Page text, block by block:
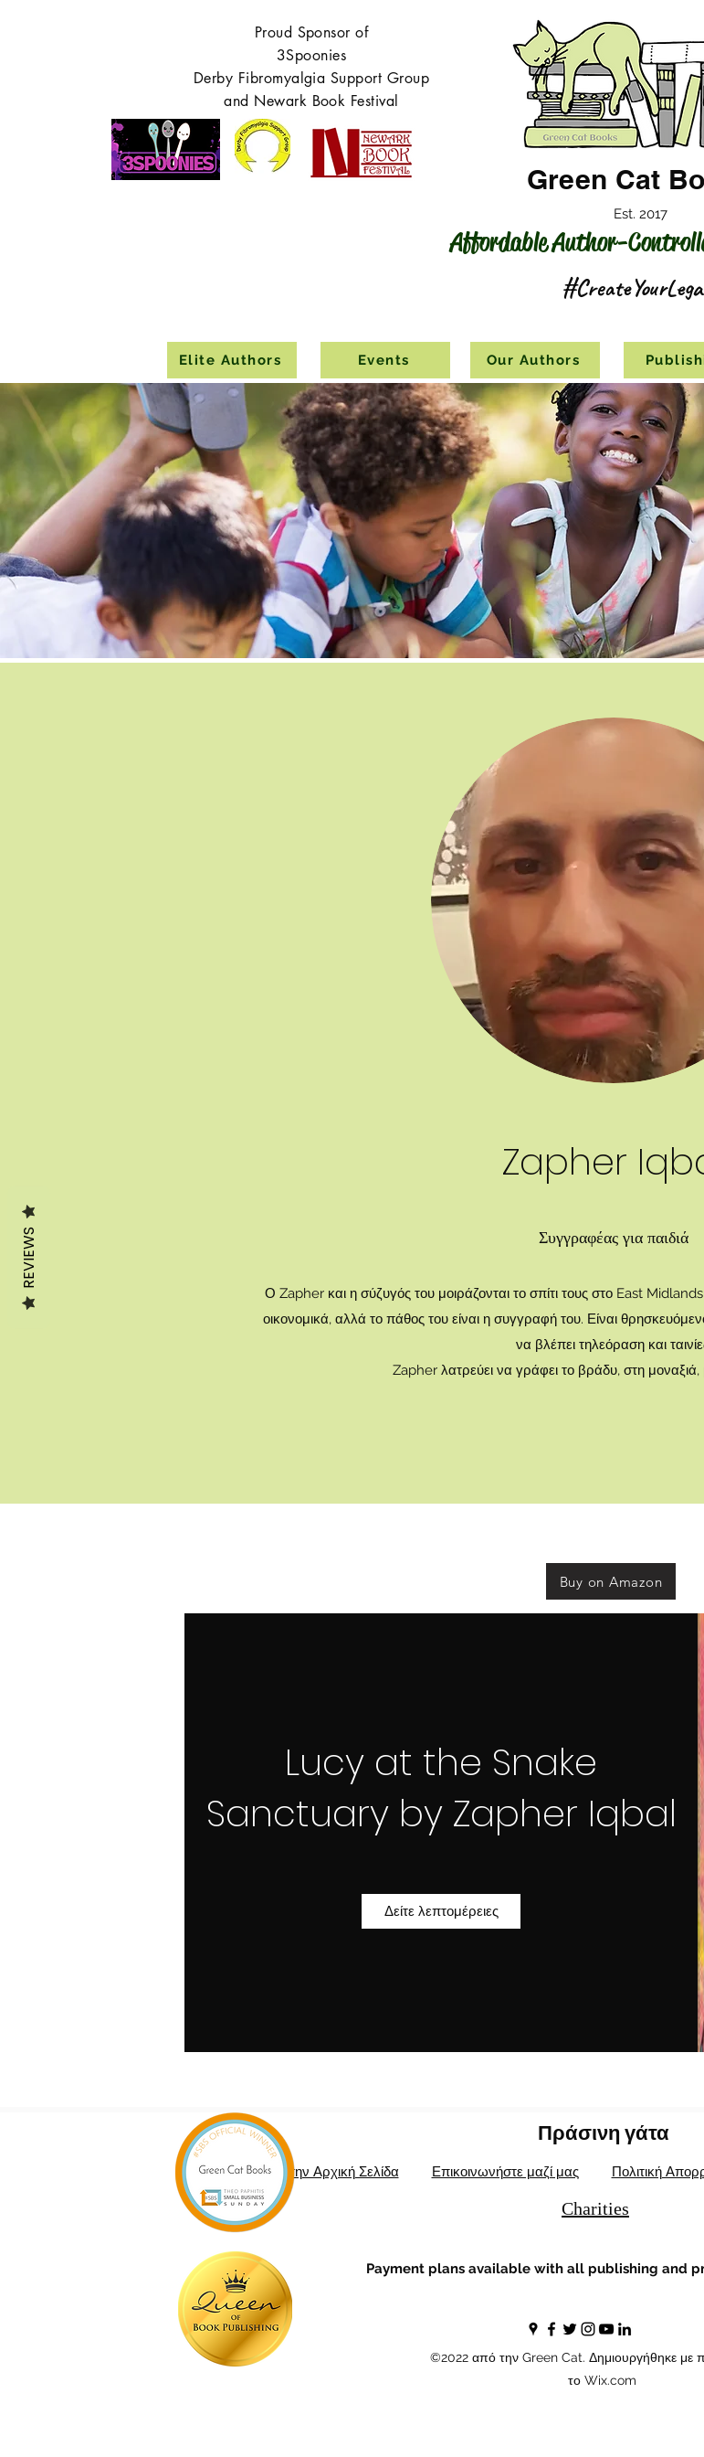
Green Cat
Est. 2017
Proud Sponsor of
3Spoonies
Derby Fibromyalgia Support Group
and Newark Book Festival
Affordable Author-
Elite Authors Events Our Authors
Zapher
Συγγραφέας για παιδιά
Ο Zapher και η σύζυγός του μοιράζονται το σπίτι τους στο East
οικονομικά, αλλά το πάθος του είναι η συγγραφή του. Είναι
να βλέπει τηλεόραση και
Zapher λατρεύει να γράφει το βράδυ, στη
Buy on Amazon
Lucy at the Snake
Sanctuary by Zapher Iqbal
Δείτε λεπτομέρειες
Πράσινη γάτα
Επιστροφή στην Αρχική Σελίδα Επικοινωνήστε μαζί μας Πολιτική
Charities
Payment plans available with all publishing and
©2022 από την Green Cat. Δημιουργήθηκε με
το Wix.com
REVIEWS